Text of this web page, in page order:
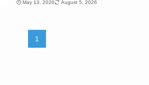
May 13, 2026 August 5, 2026
1